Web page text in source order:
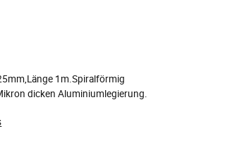
1m.Spiralförmig
dicken Aluminiumlegierung.